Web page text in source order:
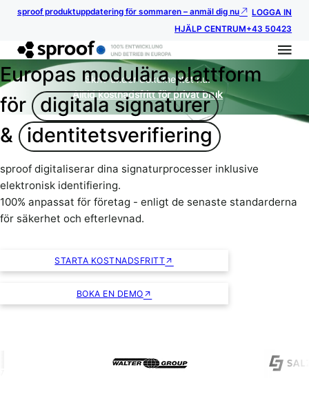
sproof produktuppdatering för sommaren – anmäl dig nu
LOGGA IN
HJÄLP CENTRUM+43 50423
Europas modulära plattform
för digitala signaturer
& identitetsverifiering
sproof digitaliserar dina signaturprocesser inklusive
elektronisk identifiering.
100% anpassat för företag - enligt de senaste standarderna
för säkerhet och efterlevnad.
STARTA KOSTNADSFRITT
BOKA EN DEMO
Skriv under dokumentet nu.
Alltid kostnadsfritt för privat bruk